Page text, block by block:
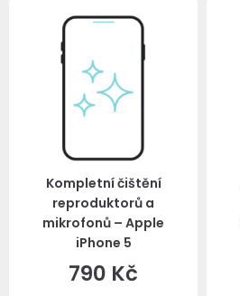
Kompletní čištění
reproduktorů a
mikrofonů – Apple
iPhone 5
790 Kč